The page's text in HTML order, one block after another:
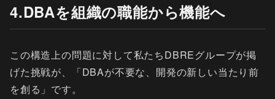
4.DBAを組織の職能から機能へ
この構造上の問題に対して私たちDBREグループが掲
げた挑戦が、「DBAが不要な、開発の新しい当たり前
を創る」です。